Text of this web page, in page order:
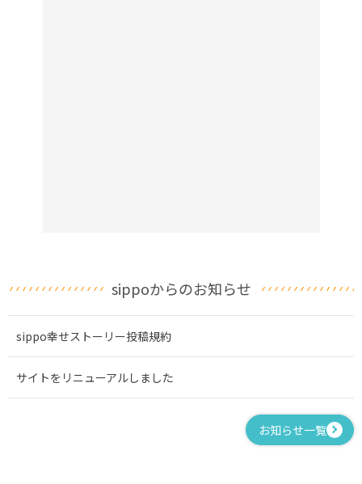
sippoからのお知らせ
sippo幸せストーリー投稿規約
サイトをリニューアルしました
お知らせ一覧